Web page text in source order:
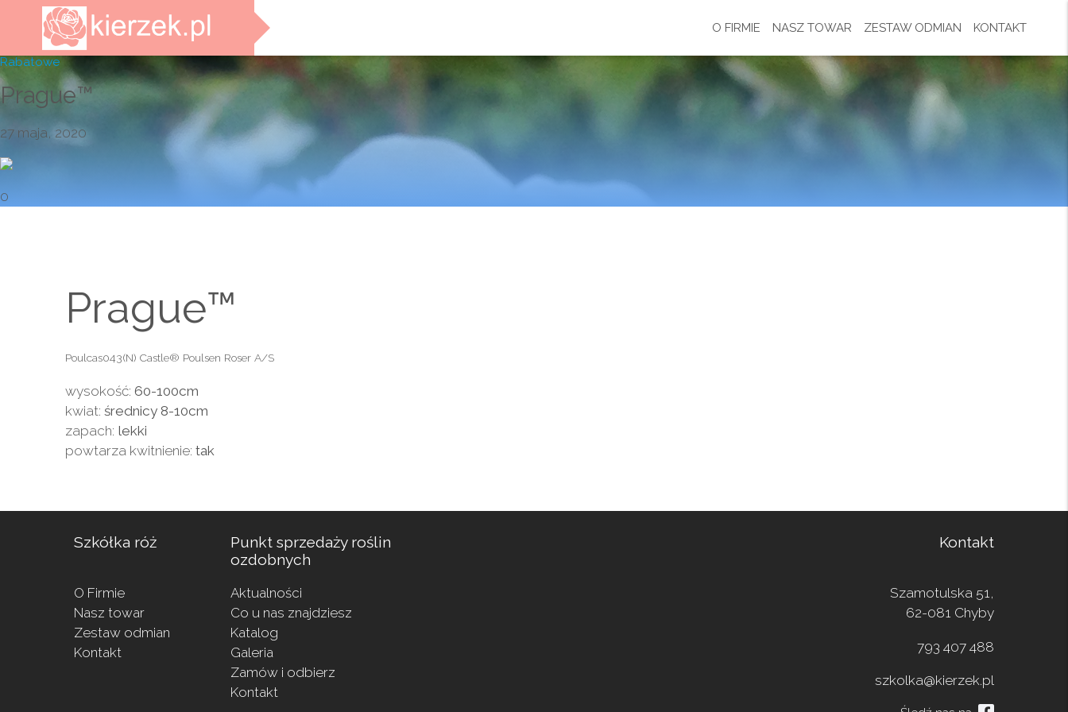
O FIRMIE NASZ TOWAR ZESTAW ODMIAN KONTAKT
Rabatowe
Prague™
27 maja, 2020
0
Prague™
Poulcas043(N) Castle® Poulsen Roser A/S
wysokość: 60-100cm
kwiat: średnicy 8-10cm
zapach: lekki
powtarza kwitnienie: tak
Szkółka róż
O Firmie
Nasz towar
Zestaw odmian
Kontakt
Punkt sprzedaży roślin
ozdobnych
Aktualności
Co u nas znajdziesz
Katalog
Galeria
Zamów i odbierz
Kontakt
Kontakt
Szamotulska 51,
62-081 Chyby
793 407 488
szkolka@kierzek.pl